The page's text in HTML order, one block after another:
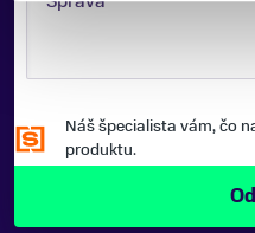
Náš špecialista vám, čo
produktu.